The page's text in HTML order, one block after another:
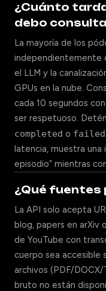
¿Cuánto
debo
La mayoría de los
independientemente
el LLM y la
GPUs en la nube.
cada 10 segundos
ser respetuoso.
completed o failed
latencia, muestra
episodio” mientras
¿Qué fuentes
La API solo acepta
blog, papers en arXiv
de YouTube con
cuerpo sea accesible
archivos (PDF/
bruto no están